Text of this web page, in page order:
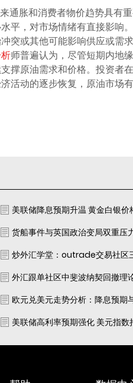
通胀和消费者物价趋势具有重
平，对市场情绪有直接影响。
突或其他可能影响供应或需求
师普遍认为，尽管短期内地
撑原油需求和价格。投资者
动的逐步恢复，原油市场
美联储降息预期升温 黄金白银价
货船事件与英国政治变局双重压
炒外汇学堂：outrade交易社区
外汇跟单社区中斐波纳契回撤理
欧元兑美元走势分析：降息预期
美联储高利率预期强化 美元指数